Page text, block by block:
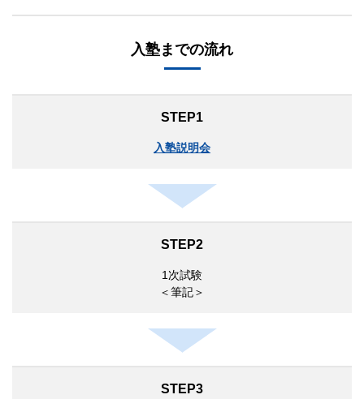
入塾までの流れ
STEP1
入塾説明会
STEP2
1次試験
＜筆記＞
STEP3